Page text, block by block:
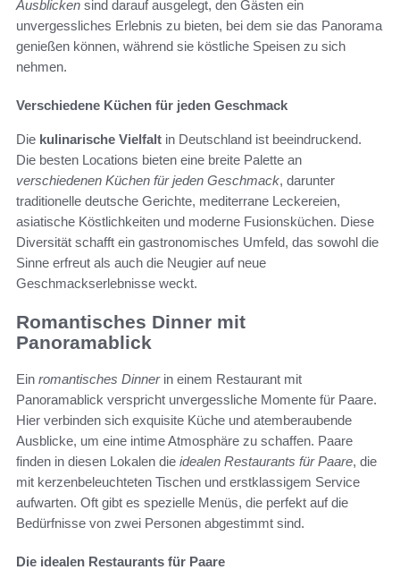
Ausblicken sind darauf ausgelegt, den Gästen ein
unvergessliches Erlebnis zu bieten, bei dem sie das Panorama
genießen können, während sie köstliche Speisen zu sich
nehmen.
Verschiedene Küchen für jeden Geschmack
Die kulinarische Vielfalt in Deutschland ist beeindruckend.
Die besten Locations bieten eine breite Palette an
verschiedenen Küchen für jeden Geschmack, darunter
traditionelle deutsche Gerichte, mediterrane Leckereien,
asiatische Köstlichkeiten und moderne Fusionsküchen. Diese
Diversität schafft ein gastronomisches Umfeld, das sowohl die
Sinne erfreut als auch die Neugier auf neue
Geschmackserlebnisse weckt.
Romantisches Dinner mit
Panoramablick
Ein romantisches Dinnerin einem Restaurant mit
Panoramablick verspricht unvergessliche Momente für Paare.
Hier verbinden sich exquisite Küche und atemberaubende
Ausblicke, um eine intime Atmosphäre zu schaffen. Paare
finden in diesen Lokalen die idealen Restaurants für Paare, die
mit kerzenbeleuchteten Tischen und erstklassigem Service
aufwarten. Oft gibt es spezielle Menüs, die perfekt auf die
Bedürfnisse von zwei Personen abgestimmt sind.
Die idealen Restaurants für Paare